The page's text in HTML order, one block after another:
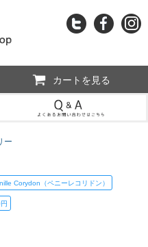
カートを見る
ー
Corydon（ペニーレコリドン）